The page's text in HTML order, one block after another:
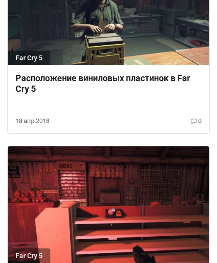
Far Cry 5
Расположение виниловых пластинок в Far
Cry 5
18 апр 2018 0
Far Cry 5